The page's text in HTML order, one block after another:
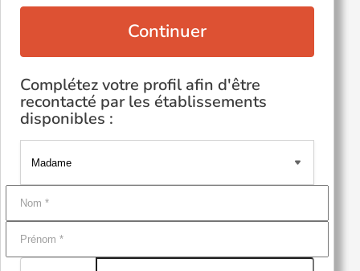
Continuer
Complétez votre profil afin d'être
recontacté par les établissements
disponibles :